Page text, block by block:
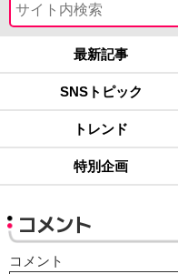
最新記事
SNSトピック
トレンド
特別企画
コメント
コメント